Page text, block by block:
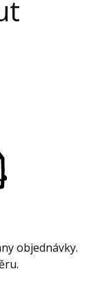
objednávky.